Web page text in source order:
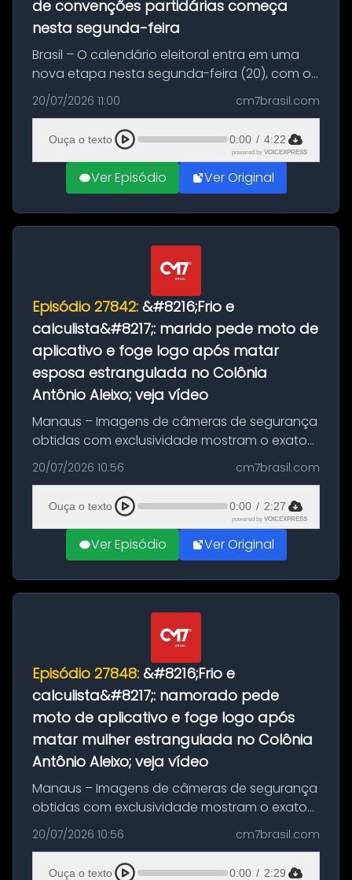
de convenções partidárias começa
nesta segunda-feira
Brasil – O calendário eleitoral entra em uma
nova etapa nesta segunda-feira (20), com o
início do período destinado às convenções
partidárias. Até 5 de agosto, partidos e
federações poderão oficializa...
20/07/2026 11:00 cm7brasil.com
Ouça o texto 0:00 / 4:22
powered by VOICEXPRESS
Ver Episódio Ver Original
Episódio 27842: &#8216;Frio e
calculista&#8217;: marido pede moto de
aplicativo e foge logo após matar
esposa estrangulada no Colônia
Antônio Aleixo; veja vídeo
Manaus – Imagens de câmeras de segurança
obtidas com exclusividade mostram o exato
momento da fuga do principal suspeito da
morte de Larissa Araújo, de 28 anos. O crime
ocorreu na noite deste último d...
20/07/2026 10:56 cm7brasil.com
Ouça o texto 0:00 / 2:27
powered by VOICEXPRESS
Ver Episódio Ver Original
Episódio 27848: &#8216;Frio e
calculista&#8217;: namorado pede
moto de aplicativo e foge logo após
matar mulher estrangulada no Colônia
Antônio Aleixo; veja vídeo
Manaus – Imagens de câmeras de segurança
obtidas com exclusividade mostram o exato
momento da fuga do principal suspeito da
morte de Larissa Araújo, de 28 anos. O crime
ocorreu na noite deste último d...
20/07/2026 10:56 cm7brasil.com
Ouça o texto 0:00 / 2:29